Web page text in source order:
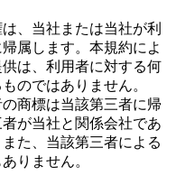
、当社または当社が利
属します。本規約によ
は、利用者に対する何
のではありません。
商標は当該第三者に帰
が当社と関係会社であ
た、当該第三者による
りません。